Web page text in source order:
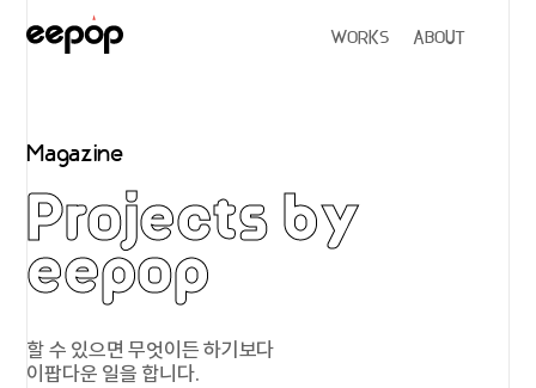
WORKS ABOUT
Magazine
Projects by
eepop
할 수 있으면 무엇이든 하기보다
이팝다운 일을 합니다.